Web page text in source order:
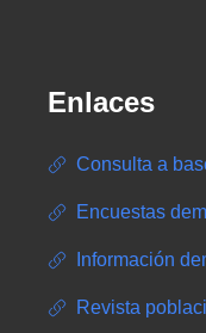
Enlaces
Consulta a
Encuestas
Información
Revista